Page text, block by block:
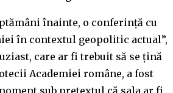
înainte, o conferință cu
în contextul geopolitic actual”,
care ar fi trebuit să se țină
Academiei române, a fost
sub pretextul că sala ar fi